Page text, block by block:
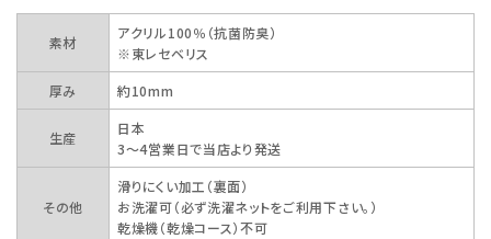
素材
アクリル100％（抗菌防臭）
※東レセベリス
厚み
約10mm
生産
日本
3～4営業日で当店より発送
その他
滑りにくい加工（裏面）
お洗濯可（必ず洗濯ネットをご利用下さい。）
乾燥機（乾燥コース）不可